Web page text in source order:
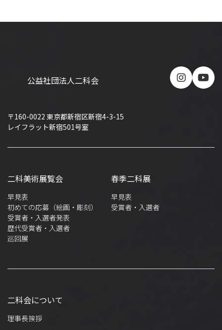
公益社団法人二科会
〒160-0022 東京都新宿区新宿4-3-15
レイフラット新宿501号室
二科美術展覧会
早見表
初めての応募（絵画・彫刻）
受賞者・入選者発表
歴代受賞者・入選者
巡回展
春季二科展
早見表
受賞者・入選者
二科会について
理事長挨拶